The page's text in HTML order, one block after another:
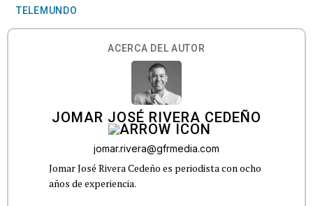
TELEMUNDO
ACERCA DEL AUTOR
JOMAR JOSÉ RIVERA CEDEÑO
jomar.rivera@gfrmedia.com
Jomar José Rivera Cedeño es periodista con ocho
años de experiencia.